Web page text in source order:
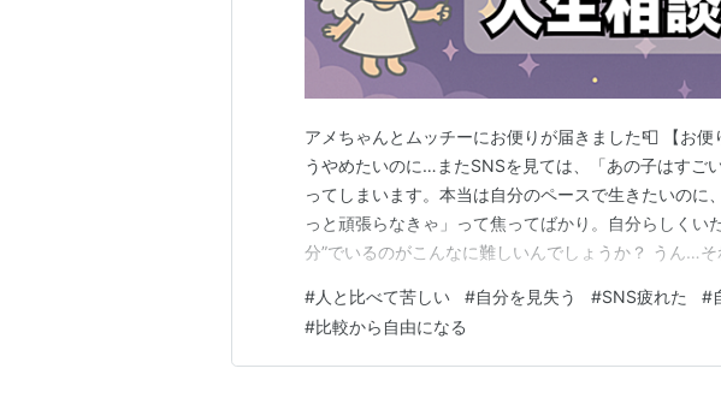
アメちゃんとムッチーにお便りが届きました📮 【お
うやめたいのに…またSNSを見ては、「あの子はすご
ってしまいます。本当は自分のペースで生きたいのに
っと頑張らなきゃ」って焦ってばかり。自分らしくい
分”でいるのがこんなに難しいんでしょうか？ うん…
んだよね。 それさ、別にあんたが弱いからじゃなくて
設計”になってんの。 だからまずは、その地…
#人と比べて苦しい #自分を見失う #SNS疲れた #
#比較から自由になる